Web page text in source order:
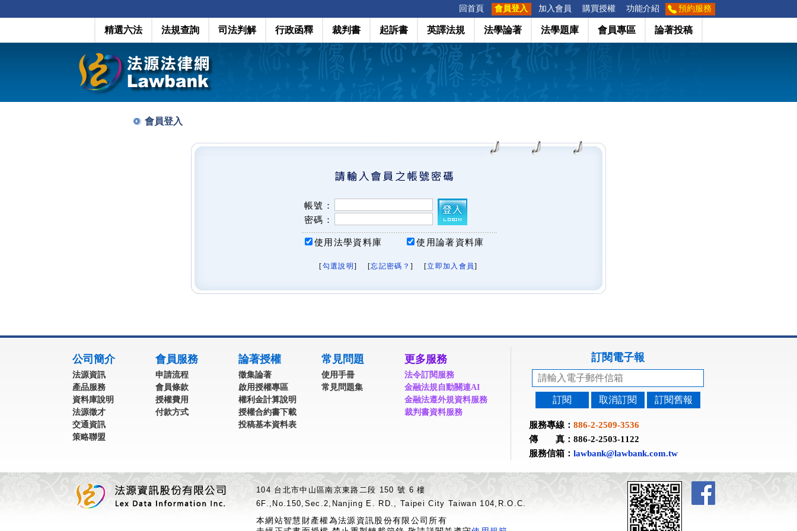
回首頁 會員登入 加入會員 購買授權 功能介紹 預約服務
精選六法 法規查詢 司法判解 行政函釋 裁判書 起訴書 英譯法規 法學論著 法學題庫 會員專區 論著投稿
會員登入
帳號：
密碼：
使用法學資料庫 使用論著資料庫
[勾選說明 ] [忘記密碼？ ] [立即加入會員]
公司簡介
法源資訊
產品服務
資料庫說明
法源徵才
交通資訊
策略聯盟
會員服務
申請流程
會員條款
授權費用
付款方式
論著授權
徵集論著
啟用授權專區
權利金計算說明
授權合約書下載
投稿基本資料表
常見問題
使用手冊
常見問題集
更多服務
法令訂閱服務
金融法規自動關連AI
金融法遵外規資料服務
裁判書資料服務
訂閱電子報
訂閱 取消訂閱 訂閱舊報
服務專線： 886-2-2509-3536
傳 真：886-2-2503-1122
服務信箱： lawbank@lawbank.com.tw
104 台北市中山區南京東路二段 150 號 6 樓
6F.,No.150,Sec.2,Nanjing E. RD., Taipei City Taiwan 104,R.O.C.
本網站智慧財產權為法源資訊股份有限公司所有